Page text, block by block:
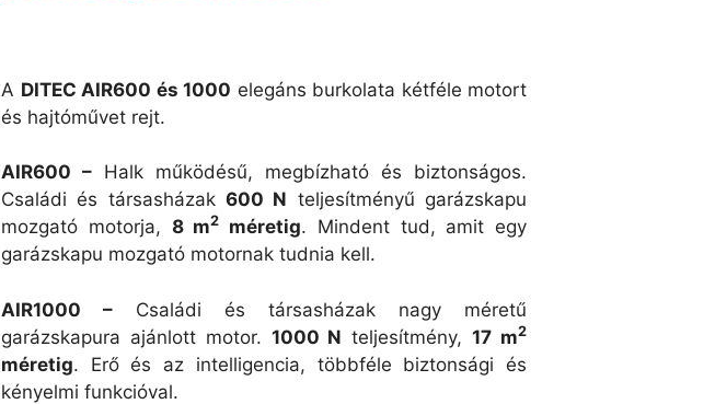
A DITEC AIR600 és 1000 elegáns burkolata kétféle motort
és hajtóművet rejt.
AIR600 – Halk működésű, megbízható és biztonságos.
Családi és társasházak 600 N teljesítményű garázskapu
mozgató motorja, 8 m2 méretig. Mindent tud, amit egy
garázskapu mozgató motornak tudnia kell.
AIR1000 – Családi és társasházak nagy méretű
garázskapura ajánlott motor. 1000 N teljesítmény,17 m2
méretig. Erő és az intelligencia, többféle biztonsági és
kényelmi funkcióval.